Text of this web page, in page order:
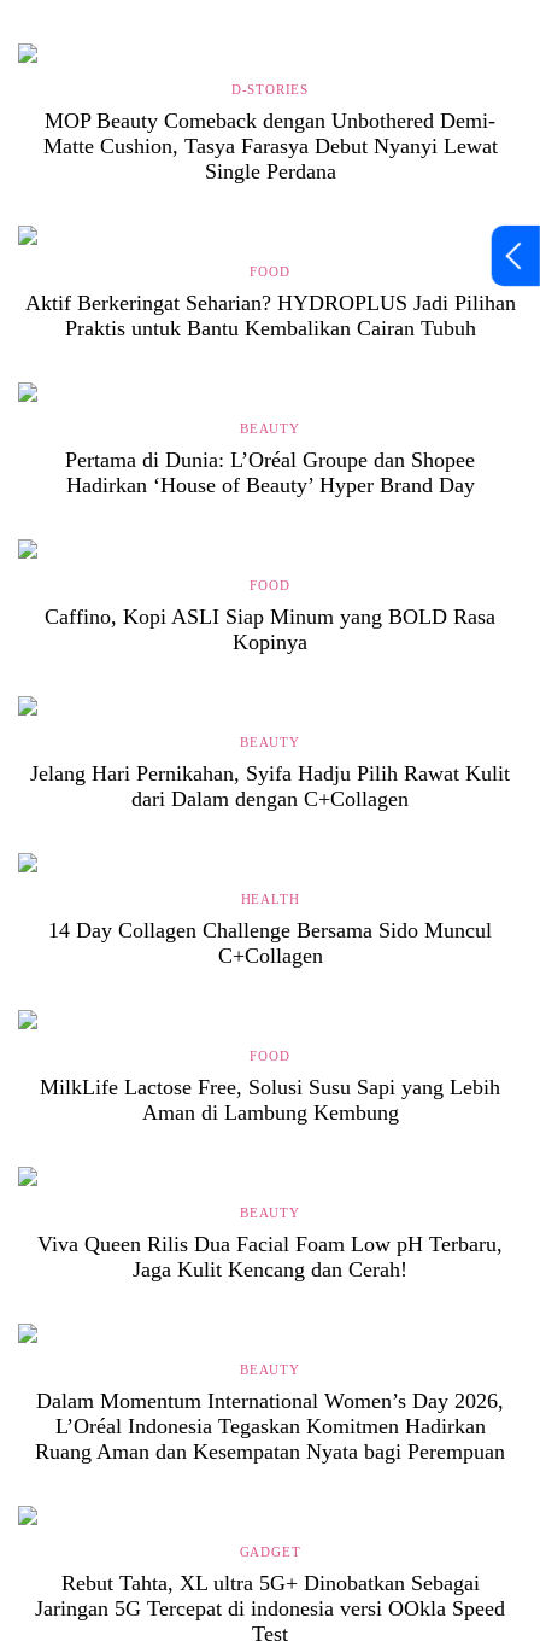
D-STORIES
MOP Beauty Comeback dengan Unbothered Demi-
Matte Cushion, Tasya Farasya Debut Nyanyi Lewat
Single Perdana
FOOD
Aktif Berkeringat Seharian? HYDROPLUS Jadi Pilihan
Praktis untuk Bantu Kembalikan Cairan Tubuh
BEAUTY
Pertama di Dunia: L’Oréal Groupe dan Shopee
Hadirkan ‘House of Beauty’ Hyper Brand Day
FOOD
Caffino, Kopi ASLI Siap Minum yang BOLD Rasa
Kopinya
BEAUTY
Jelang Hari Pernikahan, Syifa Hadju Pilih Rawat Kulit
dari Dalam dengan C+Collagen
HEALTH
14 Day Collagen Challenge Bersama Sido Muncul
C+Collagen
FOOD
MilkLife Lactose Free, Solusi Susu Sapi yang Lebih
Aman di Lambung Kembung
BEAUTY
Viva Queen Rilis Dua Facial Foam Low pH Terbaru,
Jaga Kulit Kencang dan Cerah!
BEAUTY
Dalam Momentum International Women’s Day 2026,
L’Oréal Indonesia Tegaskan Komitmen Hadirkan
Ruang Aman dan Kesempatan Nyata bagi Perempuan
GADGET
Rebut Tahta, XL ultra 5G+ Dinobatkan Sebagai
Jaringan 5G Tercepat di indonesia versi OOkla Speed
Test